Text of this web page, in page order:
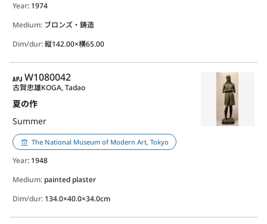
Year: 1974
Medium: ブロンズ・鋳造
Dim/dur:縦142.00×横65.00
APJ
W1080042
夏の作
Summer
古賀忠雄KOGA, Tadao
The National Museum of Modern Art, Tokyo
Year: 1948
Medium: painted plaster
Dim/dur: 134.0×40.0×34.0cm